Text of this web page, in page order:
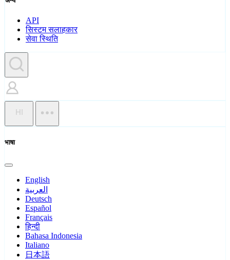
API
सिस्टम सलाहकार
सेवा स्थिति
HI
भाषा
English
العربية
Deutsch
Español
Français
हिन्दी
Bahasa Indonesia
Italiano
日本語